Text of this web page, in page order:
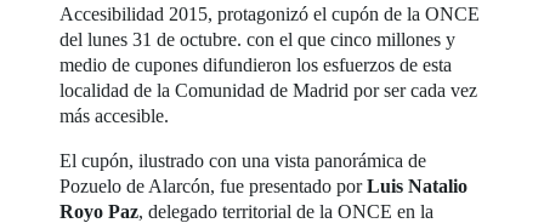
Accesibilidad 2015, protagonizó el cupón de la ONCE
del lunes 31 de octubre. con el que cinco millones y
medio de cupones difundieron los esfuerzos de esta
localidad de la Comunidad de Madrid por ser cada vez
más accesible.
El cupón, ilustrado con una vista panorámica de
Pozuelo de Alarcón, fue presentado porLuis Natalio
Royo Paz, delegado territorial de la ONCE en la